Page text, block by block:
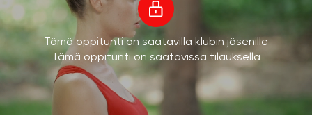
Tämä oppitunti on saatavilla klubin jäsenille
Tämä oppitunti on saatavissa tilauksella